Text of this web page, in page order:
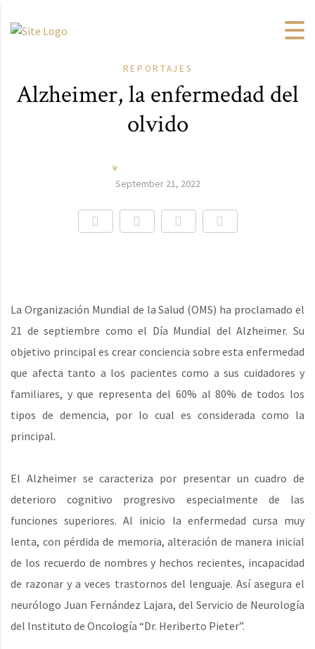
REPORTAJES
Alzheimer, la enfermedad del
olvido
September 21, 2022
La Organización Mundial de la Salud (OMS) ha proclamado el
21 de septiembre como el Día Mundial del Alzheimer. Su
objetivo principal es crear conciencia sobre esta enfermedad
que afecta tanto a los pacientes como a sus cuidadores y
familiares, y que representa del 60% al 80% de todos los
tipos de demencia, por lo cual es considerada como la
principal.
El Alzheimer se caracteriza por presentar un cuadro de
deterioro cognitivo progresivo especialmente de las
funciones superiores. Al inicio la enfermedad cursa muy
lenta, con pérdida de memoria, alteración de manera inicial
de los recuerdo de nombres y hechos recientes, incapacidad
de razonar y a veces trastornos del lenguaje. Así asegura el
neurólogo Juan Fernández Lajara, del Servicio de Neurología
del Instituto de Oncología “Dr. Heriberto Pieter”.